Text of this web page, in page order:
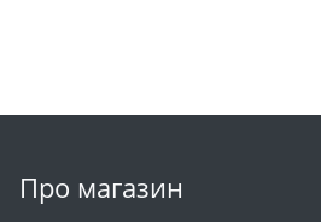
Про магазин